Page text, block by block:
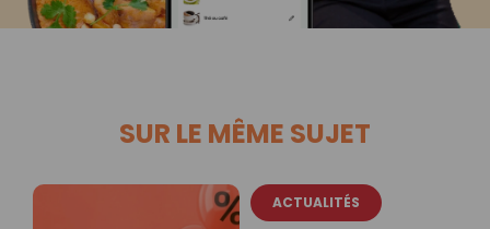
SUR LE MÊME SUJET
ACTUALITÉS